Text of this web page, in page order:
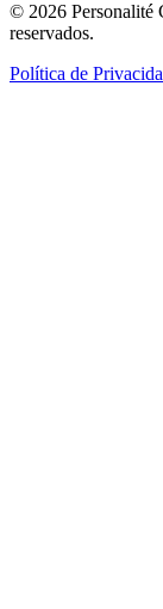
© 2026 Personalité
reservados.
Política de